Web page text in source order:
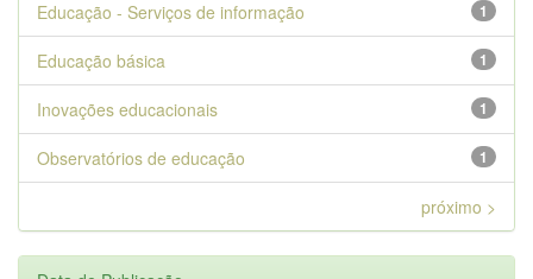
1
Educação - Serviços de informação
1
Educação básica
1
Inovações educacionais
1
Observatórios de educação
próximo >